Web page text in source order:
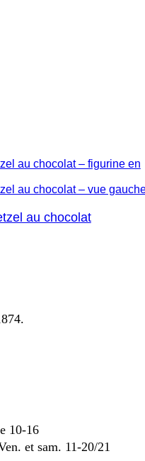
au chocolat
10-16
et sam. 11-20/21